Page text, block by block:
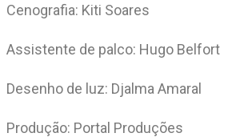
Cenografia: Kiti Soares
Assistente de palco: Hugo Belfort
Desenho de luz: Djalma Amaral
Produção: Portal Produções